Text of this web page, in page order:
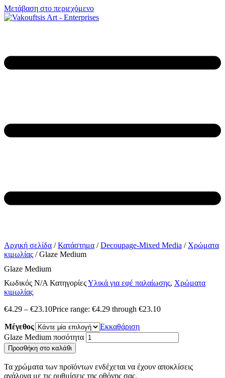
Μετάβαση στο περιεχόμενο
Αρχική σελίδα /Κατάστημα /Decoupage-Mixed Media / Χρώματα
κιμωλίας / Glaze Medium
Glaze Medium
Κωδικός N/AΚατηγορίεςΥλικά για εφέ παλαίωσης, Χρώματα
κιμωλίας
€4.29 – €23.10Price range: €4.29 through €23.10
Μέγεθος
Εκκαθάριση
Glaze Medium ποσότητα
Προσθήκη στο καλάθι
Τα χρώματα των προϊόντων ενδέχεται να έχουν αποκλίσεις
ανάλογα με τις ρυθμίσεις της οθόνης σας.